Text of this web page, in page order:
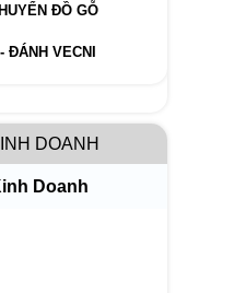
ĐỒ GỖ
ĐÁNH VECNI
DOANH
Doanh